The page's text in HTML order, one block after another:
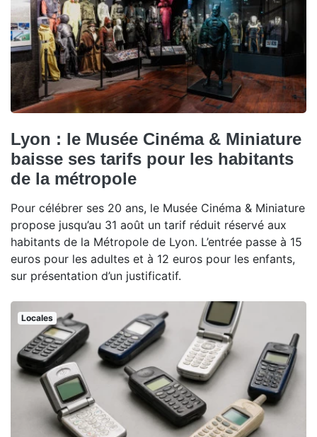
Lyon : le Musée Cinéma & Miniature
baisse ses tarifs pour les habitants
de la métropole
Pour célébrer ses 20 ans, le Musée Cinéma & Miniature
propose jusqu’au 31 août un tarif réduit réservé aux
habitants de la Métropole de Lyon. L’entrée passe à 15
euros pour les adultes et à 12 euros pour les enfants,
sur présentation d’un justificatif.
Locales